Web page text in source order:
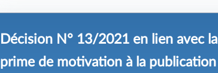
Décision N° 13/2021 en lien avec la
prime de motivation à la publication